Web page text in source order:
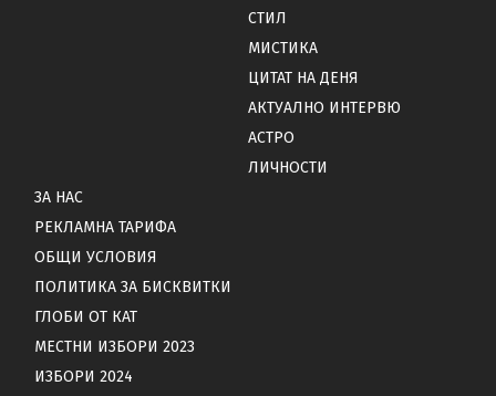
СТИЛ
МИСТИКА
ЦИТАТ НА ДЕНЯ
АКТУАЛНО ИНТЕРВЮ
АСТРО
ЛИЧНОСТИ
ЗА НАС
РЕКЛАМНА ТАРИФА
ОБЩИ УСЛОВИЯ
ПОЛИТИКА ЗА БИСКВИТКИ
ГЛОБИ ОТ КАТ
МЕСТНИ ИЗБОРИ 2023
ИЗБОРИ 2024